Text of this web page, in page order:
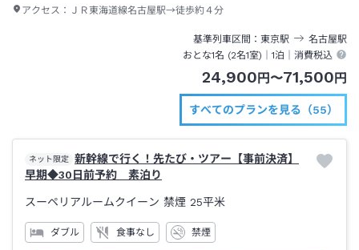
アクセス： ＪＲ東海道線名古屋駅→徒歩約４分
基準列車区間 東京駅 名古屋駅
おとな1名 (2名1室)｜1泊 ｜消費税込
24,900 円 〜71,500 円
すべてのプランを見る（55）
ネット限定
新幹線で行く！先たび・ツアー【事前決済】
早期◆30日前予約 素泊り
スーペリアルームクイーン 禁煙 25平米
ダブル 食事なし 禁煙